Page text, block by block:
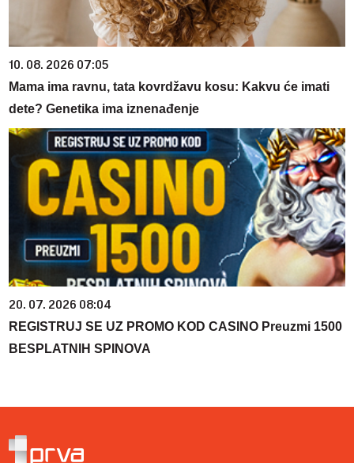
10. 08. 2026 07:05
Mama ima ravnu, tata kovrdžavu kosu: Kakvu će imati
dete? Genetika ima iznenađenje
20. 07. 2026 08:04
REGISTRUJ SE UZ PROMO KOD CASINO Preuzmi 1500
BESPLATNIH SPINOVA